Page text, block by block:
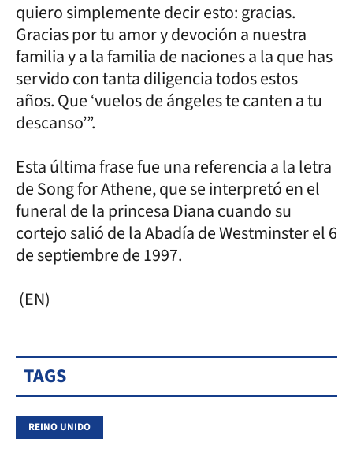
quiero simplemente decir esto: gracias.
Gracias por tu amor y devoción a nuestra
familia y a la familia de naciones a la que has
servido con tanta diligencia todos estos
años. Que ‘vuelos de ángeles te canten a tu
descanso’”.
Esta última frase fue una referencia a la letra
de Song for Athene, que se interpretó en el
funeral de la princesa Diana cuando su
cortejo salió de la Abadía de Westminster el 6
de septiembre de 1997.
(EN)
TAGS
REINO UNIDO